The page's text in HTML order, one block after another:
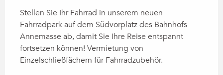
Stellen Sie Ihr Fahrrad in unserem neuen
Fahrradpark auf dem Südvorplatz des Bahnhofs
Annemasse ab, damit Sie Ihre Reise entspannt
fortsetzen können! Vermietung von
Einzelschließfächern für Fahrradzubehör.